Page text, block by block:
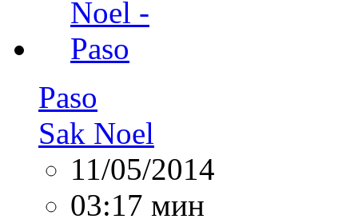
Paso
Sak Noel
11/05/2014
03:17 мин